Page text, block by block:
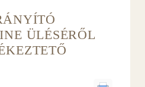
ÜLÉSÉRŐL